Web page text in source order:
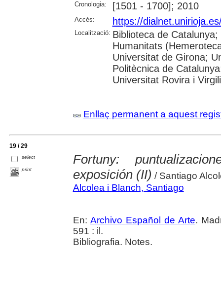
Cronologia: [1501 - 1700]; 2010
Accés: https://
Localització: Biblioteca de
Humanitats
Universitat de Girona;
Politècnica de
Universitat Rovira i Virgili
Enllaç permanent a aquest
19 / 29
select
print
Fortuny:
exposición (II) / Santiago
Alcolea i Blanch, Santiago
En: Archivo Español de Arte.
591 : il.
Bibliografia. Notes.